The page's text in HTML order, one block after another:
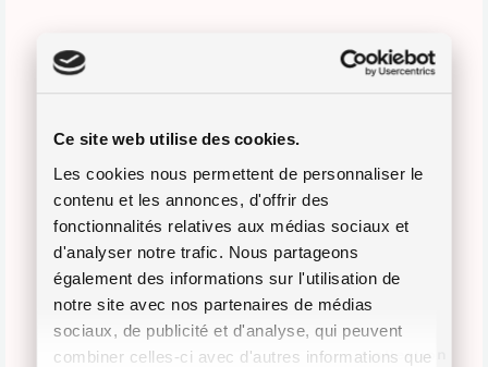
Ce site web utilise des cookies.
Les cookies nous permettent de personnaliser le
contenu et les annonces, d'offrir des
fonctionnalités relatives aux médias sociaux et
d'analyser notre trafic. Nous partageons
également des informations sur l'utilisation de
notre site avec nos partenaires de médias
sociaux, de publicité et d'analyse, qui peuvent
combiner celles-ci avec d'autres informations que
Collection